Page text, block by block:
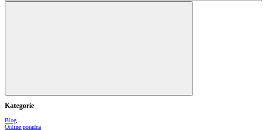
Kategorie
Blog
Online poradna